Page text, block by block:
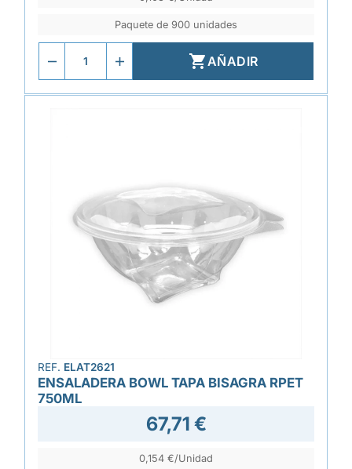
Paquete de 900 unidades
AÑADIR
REF. ELAT2621
ENSALADERA BOWL TAPA BISAGRA RPET
750ML
67,71 €
0,154 €/Unidad